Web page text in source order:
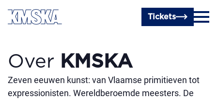
Ga naar hoofdinhoud
Tickets
Over KMSKA
Zeven eeuwen kunst: van Vlaamse primitieven tot
expressionisten. Wereldberoemde meesters. De